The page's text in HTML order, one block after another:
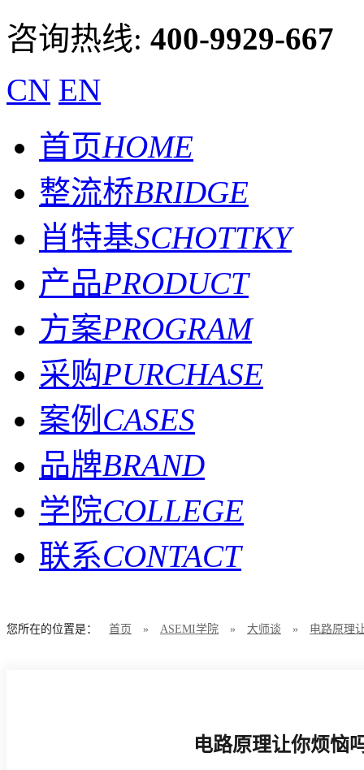
咨询热线: 400-9929-667
CN EN
首页HOME
整流桥BRIDGE
肖特基SCHOTTKY
产品PRODUCT
方案PROGRAM
采购PURCHASE
案例 CASES
品牌BRAND
学院COLLEGE
联系CONTACT
您所在的位置是： 首页 » ASEMI学院 » 大师谈 » 电路原理
电路原理让你烦恼